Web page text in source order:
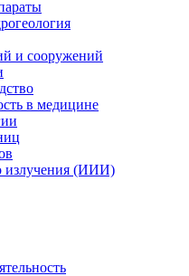
и сооружений
в медицине
излучения (ИИИ)